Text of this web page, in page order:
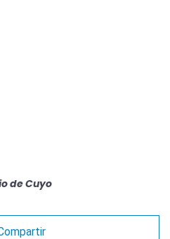
de Cuyo